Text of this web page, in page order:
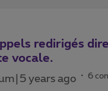
redirigés
vocale.
years ago 6